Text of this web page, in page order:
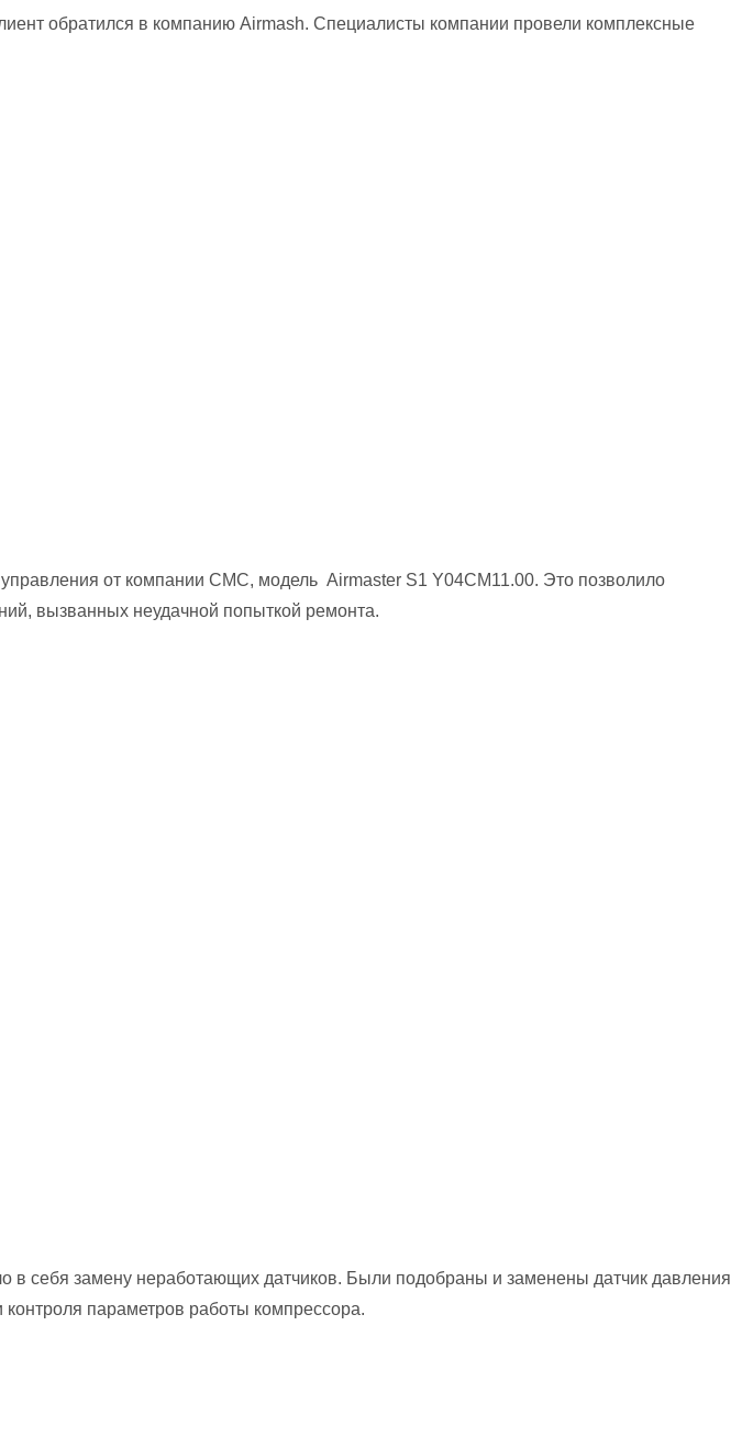
обратился в компанию Airmash. Специалисты компании провели комплексные
от компании CMC, модель Airmaster S1 Y04СМ11.00. Это позволило
вызванных неудачной попыткой ремонта.
в себя замену неработающих датчиков. Были подобраны и заменены датчик давления
контроля параметров работы компрессора.